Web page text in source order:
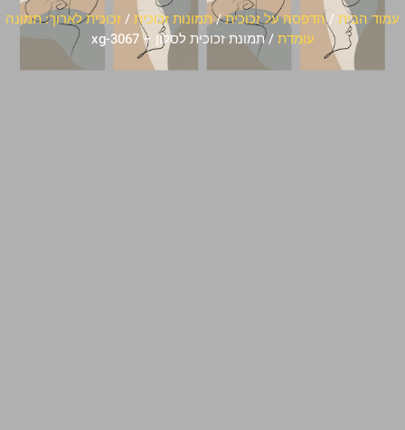
עמוד הבית /הדפסה על זכוכית/תמונות זכוכית/זכוכית לארוך: תמונה
עומדת/ תמונת זכוכית לסלון – xg-3067